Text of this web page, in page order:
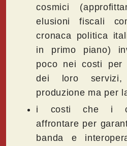
cosmici
elusioni fiscali
cronaca politica
in primo piano)
poco nei costi per
dei loro
produzione ma per
i costi che i
affrontare per
banda e